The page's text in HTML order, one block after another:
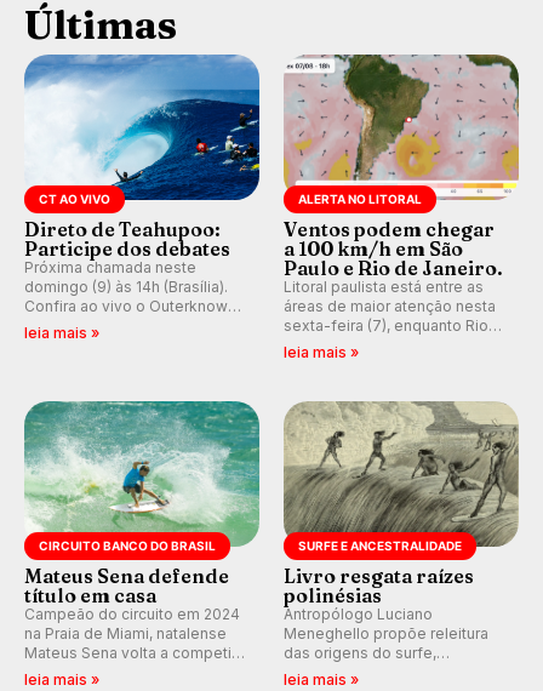
Últimas
CT AO VIVO
Direto de Teahupoo:
Participe dos debates
Próxima chamada neste
domingo (9) às 14h (Brasília).
Confira ao vivo o Outerknown
Tahiti Pro 2026 e participe dos
leia mais »
ALERTA NO LITORAL
Ventos podem chegar
a 100 km/h em São
Paulo e Rio de Janeiro.
Litoral paulista está entre as
áreas de maior atenção nesta
sexta-feira (7), enquanto Rio
de Janeiro também recebe
km/h em Itanhaém.
leia mais »
CIRCUITO BANCO DO BRASIL
Mateus Sena defende
título em casa
Campeão do circuito em 2024
na Praia de Miami, natalense
Mateus Sena volta a competir
em casa em busca de manter a
leia mais »
SURFE E ANCESTRALIDADE
Livro resgata raízes
polinésias
Antropólogo Luciano
Meneghello propõe releitura
das origens do surfe,
resgatando a cultura polinésia
leia mais »